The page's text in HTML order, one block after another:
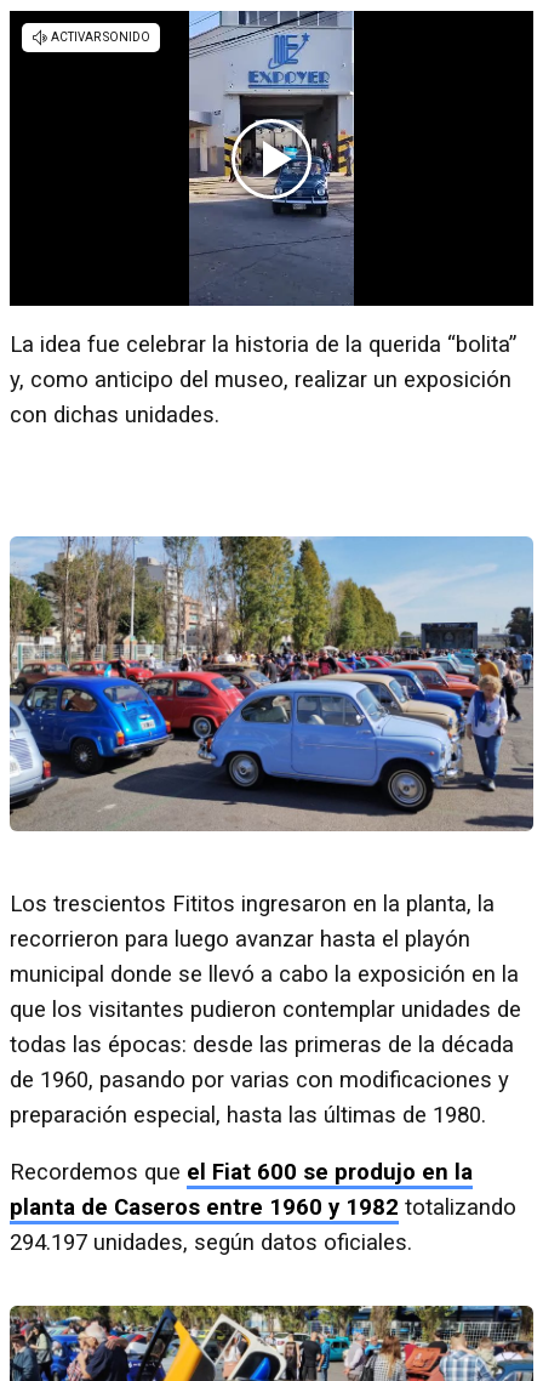
La idea fue celebrar la historia de la querida “bolita”
y, como anticipo del museo, realizar un exposición
con dichas unidades.
Los trescientos Fititos ingresaron en la planta, la
recorrieron para luego avanzar hasta el playón
municipal donde se llevó a cabo la exposición en la
que los visitantes pudieron contemplar unidades de
todas las épocas: desde las primeras de la década
de 1960, pasando por varias con modificaciones y
preparación especial, hasta las últimas de 1980.
Recordemos que el Fiat 600 se produjo en la
planta de Caseros entre 1960 y 1982 totalizando
294.197 unidades, según datos oficiales.